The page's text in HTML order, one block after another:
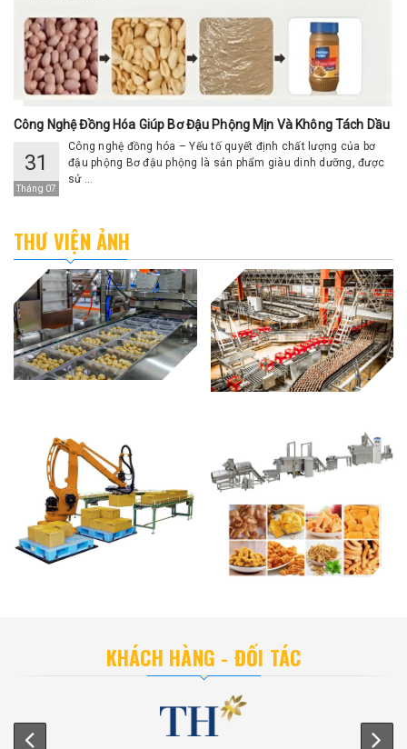
Công Nghệ Đồng Hóa Giúp Bơ Đậu Phộng Mịn Và Không Tách Dầu
31
Tháng 07
Công nghệ đồng hóa – Yếu tố quyết định chất lượng của bơ
đậu phộng Bơ đậu phộng là sản phẩm giàu dinh dưỡng, được
sử ...
THƯ VIỆN ẢNH
KHÁCH HÀNG - ĐỐI TÁC